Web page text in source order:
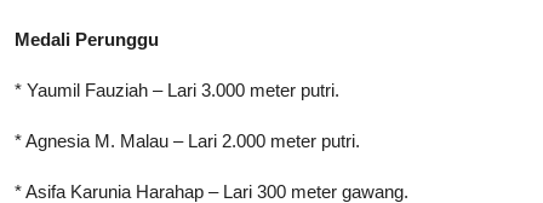
Medali Perunggu
* Yaumil Fauziah – Lari 3.000 meter putri.
* Agnesia M. Malau – Lari 2.000 meter putri.
* Asifa Karunia Harahap – Lari 300 meter gawang.